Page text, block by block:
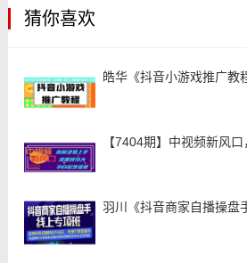
猜你喜欢
皓华《抖音小游戏推广教
【7404期】中视频新风口
羽川《抖音商家自播操盘